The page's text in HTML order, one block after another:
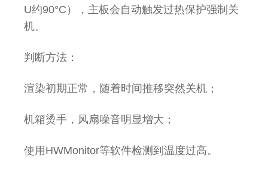
U约90°C），主板会自动触发过热保护强制关
机。
判断方法：
渲染初期正常，随着时间推移突然关机；
机箱烫手，风扇噪音明显增大；
使用HWMonitor等软件检测到温度过高。